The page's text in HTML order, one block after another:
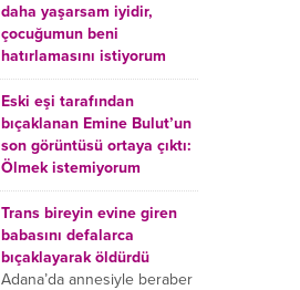
annesi Kader Karadeniz (23)
ile dayısı Hızır Tunç
Çetinkaya (19) tutuklandı.
Çetinkaya, ifadesinde...
daha yaşarsam iyidir,
çocuğumun beni
hatırlamasını istiyorum
Kanser tedavisi gören ünlü
oyuncu Canan Ergüder,
hastalık sürecini anlattı:
Meme kanserine yakalanan
ünlü oyuncu Canan Ergüder
aklıma ilk ölümün...
Eski eşi tarafından
bıçaklanan Emine Bulut’un
son görüntüsü ortaya çıktı:
Ölmek istemiyorum
Kırıkkale’de eski eşi
tarafından boğazından
bıçaklanan Emine Bulut’un
“Ben ölmek istemiyorum”
demesi ve yanında bulunan
Trans bireyin evine giren
babasını defalarca
bıçaklayarak öldürdü
Adana’da annesiyle beraber